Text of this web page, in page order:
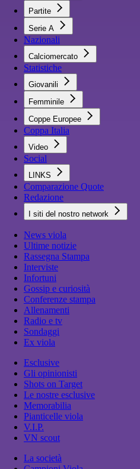
Partite
Serie A
Nazionali
Calciomercato
Statistiche
Giovanili
Femminile
Coppe Europee
Coppa Italia
Video
Social
LINKS
Comparazione Quote
Redazione
I siti del nostro network
News viola
Ultime notizie
Rassegna Stampa
Interviste
Infortuni
Gossip e curiosità
Conferenze stampa
Allenamenti
Radio e tv
Sondaggi
Ex viola
Esclusive
Gli opinionisti
Shots on Target
Le nostre esclusive
Memorabilia
Pianticelle viola
V.I.P.
VN scout
La società